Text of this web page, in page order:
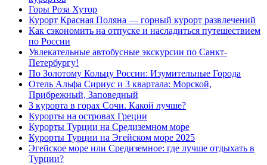
Горы Роза Хутор
Курорт Красная Поляна — горный курорт развлечений
Как сэкономить на отпуске и насладиться путешествием
по России
Увлекательные автобусные экскурсии по Санкт-
Петербургу!
По Золотому Кольцу России: Изумительные Города
Отель Альфа Сириус и 3 квартала: Морской,
Прибрежный, Заповедный
3 курорта в горах Сочи. Какой лучше?
Курорты на островах Греции
Курорты Турции на Средиземном море
Курорты Турции на Эгейском море 2025
Эгейское море или Средиземное: где лучше отдыхать в
Турции?